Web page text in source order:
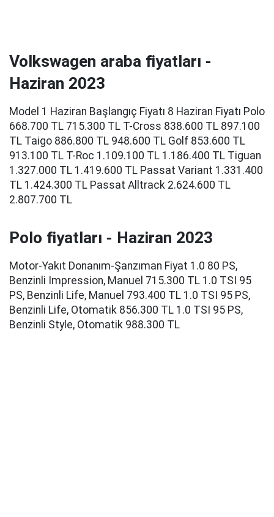
Volkswagen araba fiyatları -
Haziran 2023
Model 1 Haziran Başlangıç Fiyatı 8 Haziran Fiyatı Polo
668.700 TL 715.300 TL T-Cross 838.600 TL 897.100
TL Taigo 886.800 TL 948.600 TL Golf 853.600 TL
913.100 TL T-Roc 1.109.100 TL 1.186.400 TL Tiguan
1.327.000 TL 1.419.600 TL Passat Variant 1.331.400
TL 1.424.300 TL Passat Alltrack 2.624.600 TL
2.807.700 TL
Polo fiyatları - Haziran 2023
Motor-Yakıt Donanım-Şanzıman Fiyat 1.0 80 PS,
Benzinli Impression, Manuel 715.300 TL 1.0 TSI 95
PS, Benzinli Life, Manuel 793.400 TL 1.0 TSI 95 PS,
Benzinli Life, Otomatik 856.300 TL 1.0 TSI 95 PS,
Benzinli Style, Otomatik 988.300 TL